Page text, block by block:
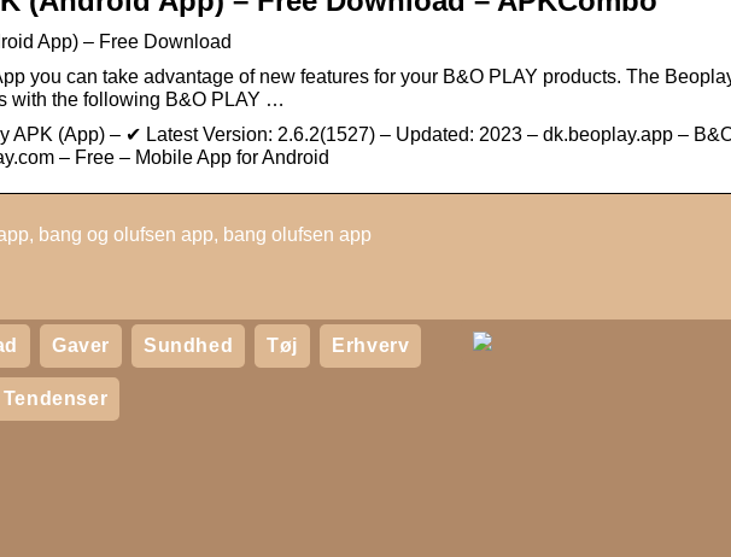
App) – Free Download
you can take advantage of new features for your B&O PLAY products. The
with the following B&O PLAY …
APK (App) – ✔ Latest Version: 2.6.2(1527) – Updated: 2023 – dk.beoplay.app –
– Free – Mobile App for Android
bang og olufsen app, bang olufsen app
Gaver Sundhed Tøj Erhverv
Tendenser